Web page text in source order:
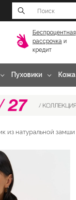
Беспроцентная
рассрочка и
кредит
Пуховики Кожа
из натуральной замши